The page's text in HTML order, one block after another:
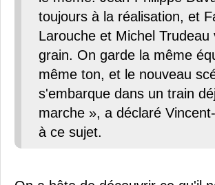
toujours à la réalisation, et
Larouche et Michel Trudeau
grain. On garde la même
même ton, et le nouveau
s'embarque dans un train
marche », a déclaré
à ce sujet.